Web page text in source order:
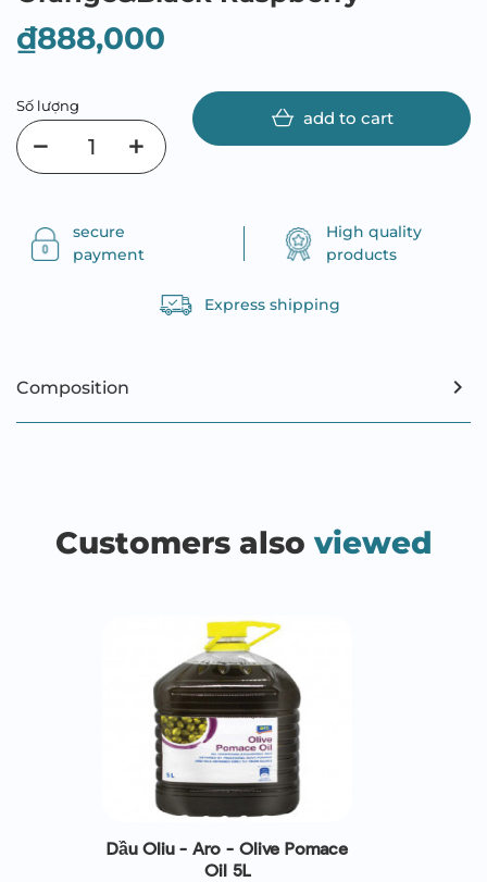
₫888,000
Số lượng
add to cart
secure
payment
High quality
products
Express shipping
Composition
Customers also viewed
Dầu Oliu - Aro - Olive Pomace
Oil 5L